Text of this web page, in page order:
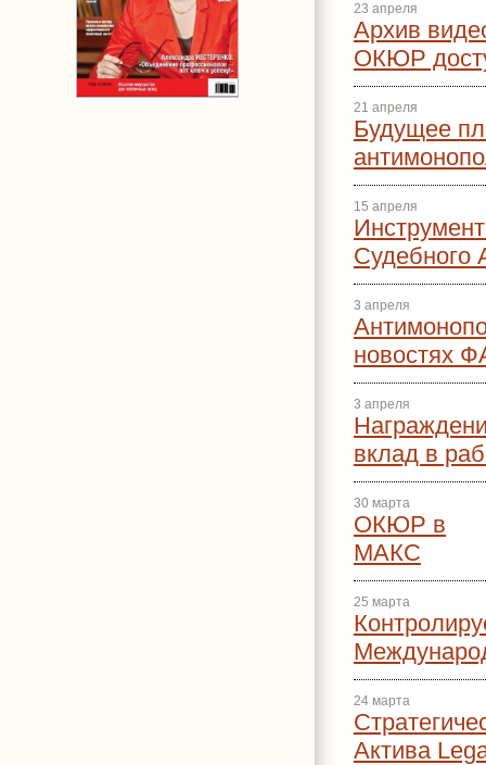
23 апреля
Архив
ОКЮР
21 апреля
Будущее
15 апреля
Судебного
3 апреля
новостях
3 апреля
вклад в
30 марта
ОКЮР в
МАКС
25 марта
24 марта
Актива